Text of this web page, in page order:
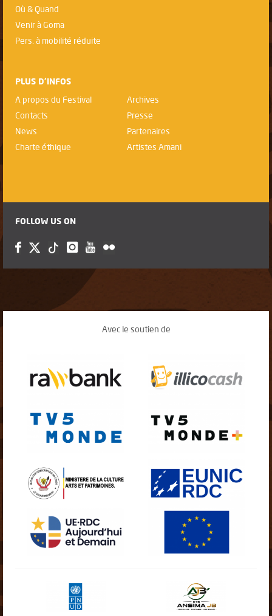
Où & Quand
Venir à Goma
Pers. à mobilité réduite
PLUS D'INFOS
A propos du Festival
Contacts
News
Charte éthique
Archives
Presse
Partenaires
Artistes Amani
FOLLOW US ON
Avec le soutien de